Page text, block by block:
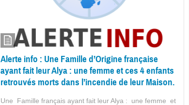
Alerte info : Une Famille d’Origine française
ayant fait leur Alya : une femme et ces 4 enfants
retrouvés morts dans l’incendie de leur Maison.
Une Famille français ayant fait leur Alya : une femme et